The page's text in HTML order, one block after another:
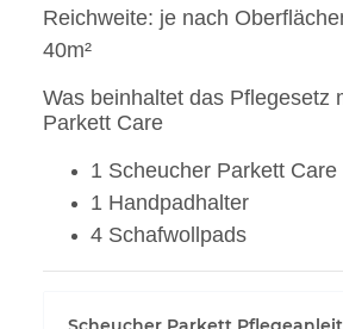
Reichweite: je nach
40m²
Was beinhaltet das Pflegesetz
Parkett Care
1 Scheucher Parkett
1 Handpadhalter
4 Schafwollpads